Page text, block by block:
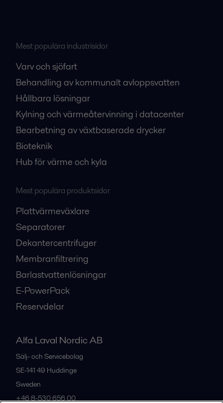
Mest populära industrisidor
Varv och sjöfart
Behandling av kommunalt avloppsvatten
Hållbara lösningar
Kylning och värmeåtervinning i datacenter
Bearbetning av växtbaserade drycker
Bioteknik
Hub för värme och kyla
Mest populära produktsidor
Plattvärmeväxlare
Separatorer
Dekantercentrifuger
Membranfiltrering
Barlastvattenlösningar
E-PowerPack
Reservdelar
Alfa Laval Nordic AB
Sälj- och Servicebolag
SE-141 49 Huddinge
Sweden
+46 8-530 656 00